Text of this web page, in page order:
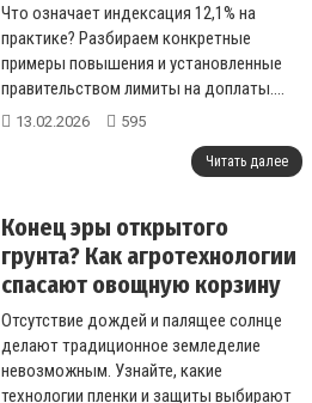
Что означает индексация 12,1% на
практике? Разбираем конкретные
примеры повышения и установленные
правительством лимиты на доплаты....
13.02.2026 595
Читать далее
Конец эры открытого
грунта? Как агротехнологии
спасают овощную корзину
Украины
Отсутствие дождей и палящее солнце
делают традиционное земледелие
невозможным. Узнайте, какие
технологии пленки и защиты выбирают